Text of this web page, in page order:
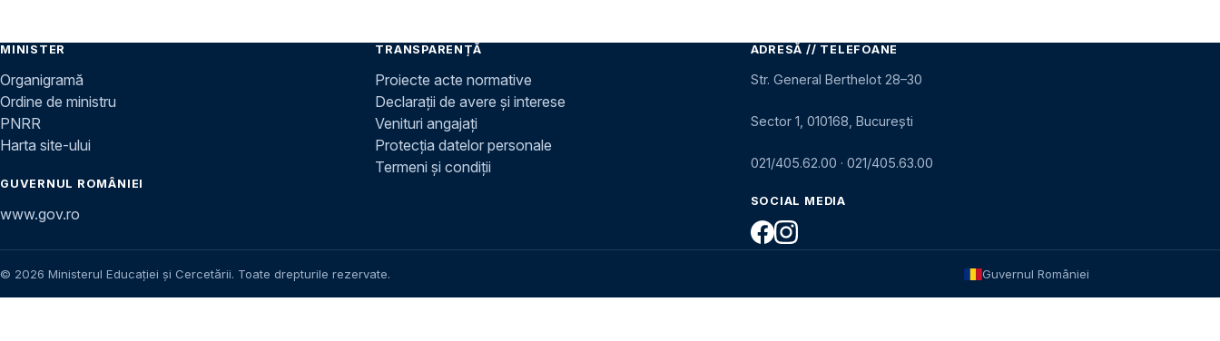
MINISTER
Organigramă
Ordine de ministru
PNRR
Harta site-ului
GUVERNUL ROMÂNIEI
www.gov.ro
TRANSPARENȚĂ
Proiecte acte normative
Declarații de avere și interese
Venituri angajați
Protecția datelor personale
Termeni și condiții
ADRESĂ // TELEFOANE
Str. General Berthelot 28–30
Sector 1, 010168, București
021/405.62.00 · 021/405.63.00
SOCIAL MEDIA
© 2026 Ministerul Educației și Cercetării. Toate drepturile rezervate. Guvernul României